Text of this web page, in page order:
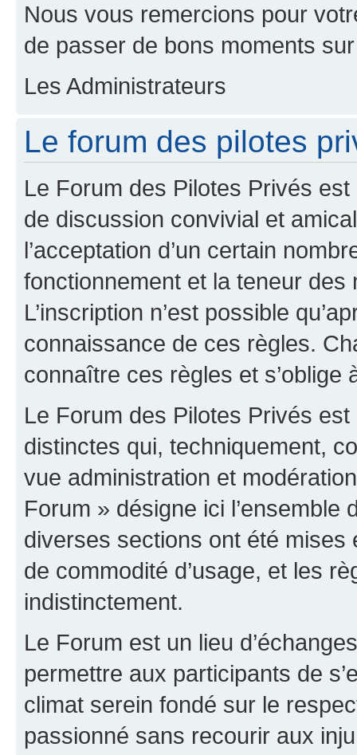
Nous vous remercions pour
de passer de bons moments
Les Administrateurs
Le forum des pilotes
Le Forum des Pilotes Privés
de discussion convivial et
l’acceptation d’un certain
fonctionnement et la teneur
L’inscription n’est possible
connaissance de ces règles.
connaître ces règles et s’oblige
Le Forum des Pilotes Privés
distinctes qui, techniquement,
vue administration et
Forum » désigne ici
diverses sections ont été
de commodité d’usage, et les
indistinctement.
Le Forum est un lieu
permettre aux participants de
climat serein fondé sur le
passionné sans recourir aux